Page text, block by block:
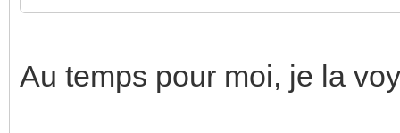
Au temps pour moi, je la